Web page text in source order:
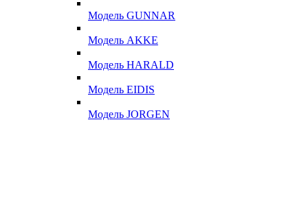
Модель GUNNAR
Модель AKKE
Модель HARALD
Модель EIDIS
Модель JORGEN